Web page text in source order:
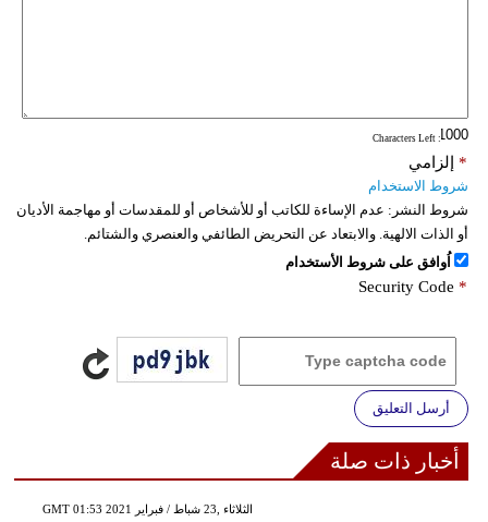
: Characters Left
إلزامي *
شروط الاستخدام
شروط النشر: عدم الإساءة للكاتب أو للأشخاص أو للمقدسات أو مهاجمة الأديان
أو الذات الالهية. والابتعاد عن التحريض الطائفي والعنصري والشتائم.
اُوافق على شروط الأستخدام
Security Code *
أرسل التعليق
أخبار ذات صلة
GMT 01:53 2021 الثلاثاء ,23 شباط / فبراير